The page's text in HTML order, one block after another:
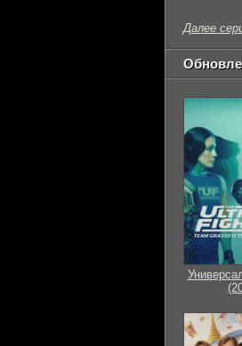
Далее